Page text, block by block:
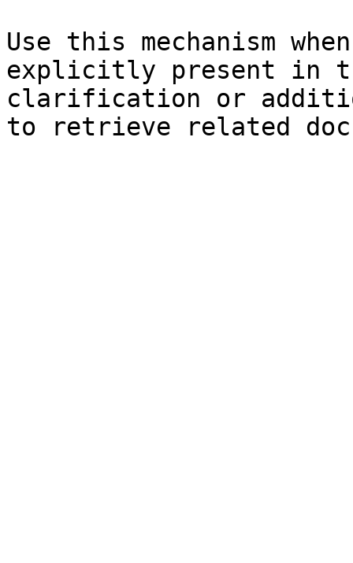
Use this mechanism
explicitly present in
clarification or